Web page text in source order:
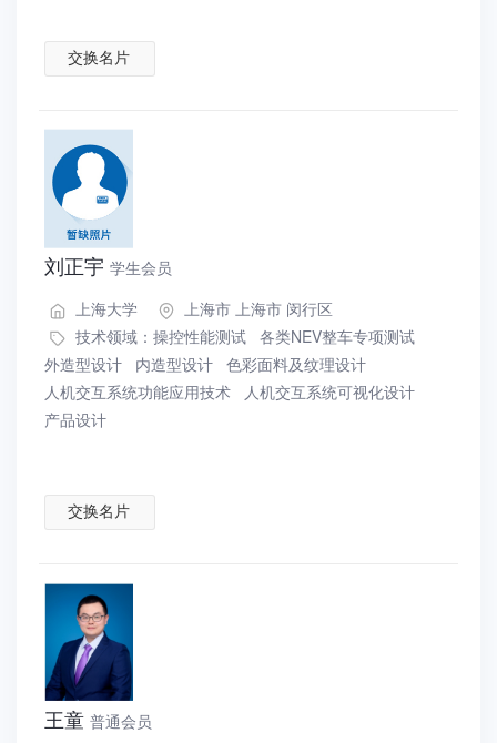
交换名片
刘正宇 学生会员
上海大学
上海市 上海市 闵行区
技术领域： 操控性能测试 各类NEV整车专项测试
外造型设计
内造型设计 色彩面料及纹理设计
人机交互系统功能应用技术
人机交互系统可视化设计
产品设计
交换名片
王童 普通会员